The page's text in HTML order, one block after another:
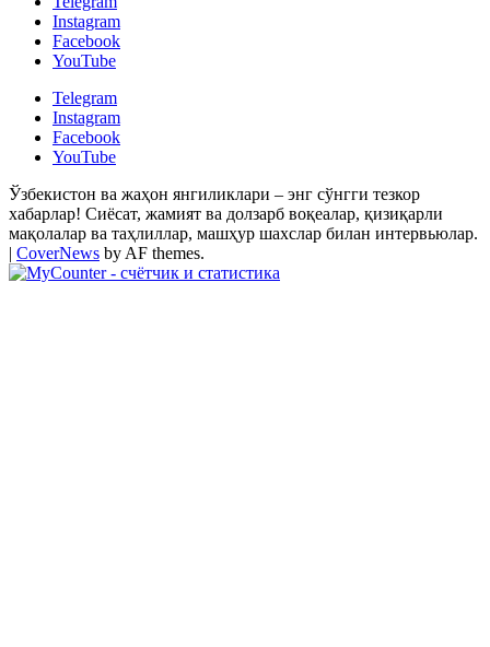
Instagram
Facebook
YouTube
Telegram
Instagram
Facebook
YouTube
Ўзбекистон ва жаҳон янгиликлари – энг сўнгги тезкор
хабарлар! Сиёсат, жамият ва долзарб воқеалар, қизиқарли
мақолалар ва таҳлиллар, машҳур шахслар билан интервьюлар.
| CoverNews by AF themes.